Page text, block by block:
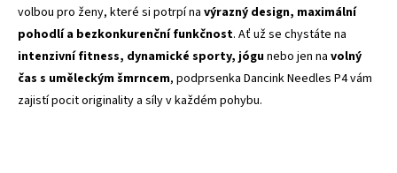
volbou pro ženy, které si potrpí na výrazný design, maximální
pohodlí a bezkonkurenční funkčnost. Ať už se chystáte na
intenzivní fitness, dynamické sporty, jógunebo jen na volný
čas s uměleckým šmrncem, podprsenka Dancink Needles P4 vám
zajistí pocit originality a síly v každém pohybu.